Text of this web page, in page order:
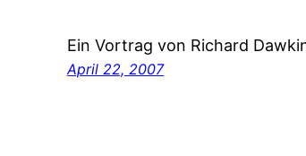
Ein Vortrag von Richard
April 22, 2007